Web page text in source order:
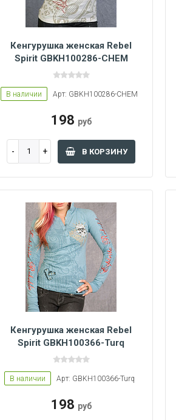
Кенгурушка женская Rebel
Spirit GBKH100286-CHEM
В наличии Арт: GBKH100286-CHEM
198 руб
В КОРЗИНУ
Women L Women M
Кенгурушка женская Rebel
Spirit GBKH100366-Turq
В наличии Арт: GBKH100366-Turq
198 руб
Women L Women M